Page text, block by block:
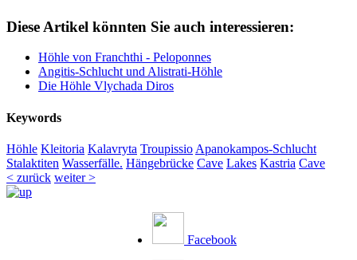
Diese Artikel könnten Sie auch interessieren:
Höhle von Franchthi - Peloponnes
Angitis-Schlucht und Alistrati-Höhle
Die Höhle Vlychada Diros
Keywords
Höhle Kleitoria Kalavryta Troupissio Apanokampos-Schlucht
Stalaktiten Wasserfälle. Hängebrücke Cave Lakes Kastria Cave
< zurück weiter >
Facebook